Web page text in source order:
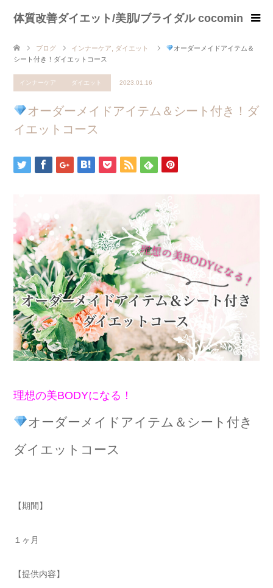
体質改善ダイエット/美肌/ブライダル cocomin
ブログ インナーケア ダイエット
オーダーメイドアイテム＆
シート付き！ダイエットコース
インナーケア ダイエット 2023.01.16
オーダーメイドアイテム＆シート付き！ダ
イエットコース
理想の美BODYになる！
オーダーメイドアイテム＆シート付き
ダイエットコース
【期間】
１ヶ月
【提供内容】